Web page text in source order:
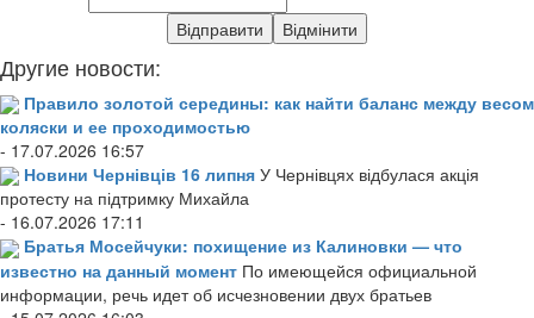
Другие новости:
Правило золотой середины: как найти баланс между весом
коляски и ее проходимостью
- 17.07.2026 16:57
Новини Чернівців 16 липня У Чернівцях відбулася акція
протесту на підтримку Михайла
- 16.07.2026 17:11
Братья Мосейчуки: похищение из Калиновки — что
известно на данный момент По имеющейся официальной
информации, речь идет об исчезновении двух братьев